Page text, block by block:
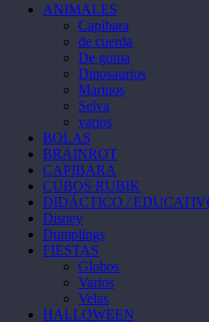
ANIMALES
Capibara
de cuerda
De goma
Dinosaurios
Marinos
Selva
varios
BOLAS
BRAINROT
CAPIBARA
CUBOS RUBIK
DIDÁCTICO /
Disney
Dumplings
FIESTAS
Globos
Varios
Velas
HALLOWEEN